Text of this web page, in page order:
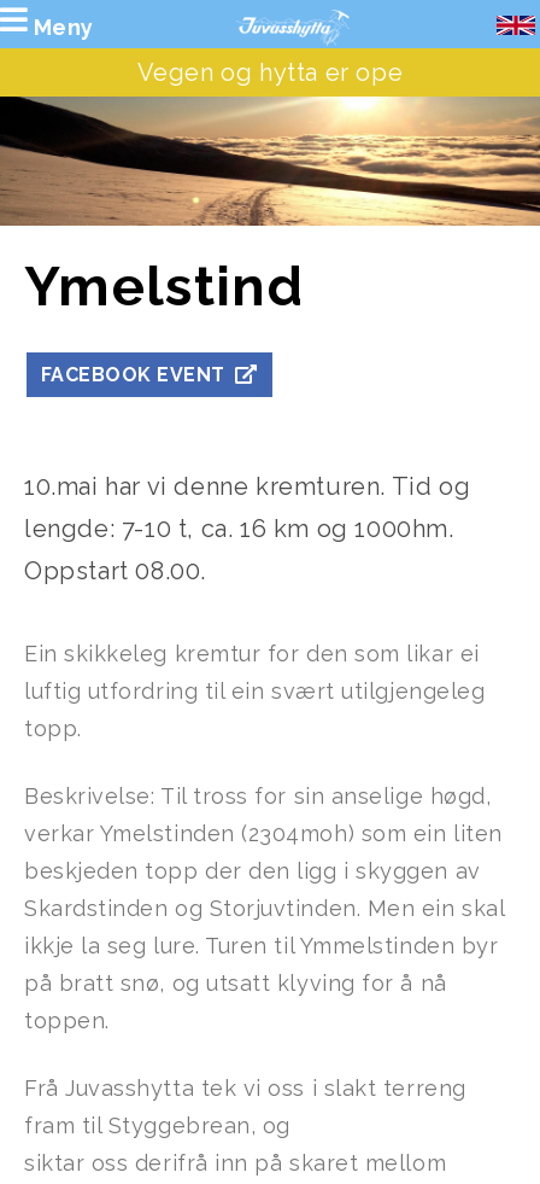
Meny
Vegen og hytta er ope
Ymelstind
FACEBOOK EVENT
10.mai har vi denne kremturen. Tid og
lengde: 7-10 t, ca. 16 km og 1000hm.
Oppstart 08.00.
Ein skikkeleg kremtur for den som likar ei
luftig utfordring til ein svært utilgjengeleg
topp.
Beskrivelse: Til tross for sin anselige høgd,
verkar Ymelstinden (2304moh) som ein liten
beskjeden topp der den ligg i skyggen av
Skardstinden og Storjuvtinden. Men ein skal
ikkje la seg lure. Turen til Ymmelstinden byr
på bratt snø, og utsatt klyving for å nå
toppen.
Frå Juvasshytta tek vi oss i slakt terreng
fram til Styggebrean, og
siktar oss derifrå inn på skaret mellom